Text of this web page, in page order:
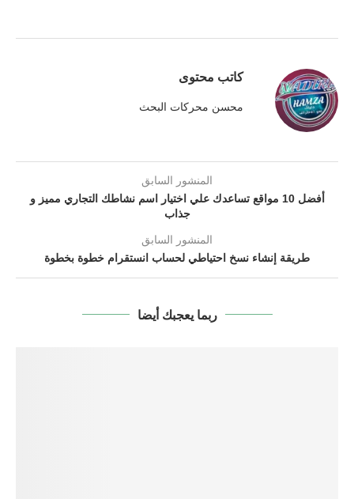
كاتب محتوى
محسن محركات البحث
المنشور السابق
أفضل 10 مواقع تساعدك علي اختيار اسم نشاطك التجاري مميز و
جذاب
المنشور السابق
طريقة إنشاء نسخ احتياطي لحساب انستقرام خطوة بخطوة
ربما يعجبك أيضا